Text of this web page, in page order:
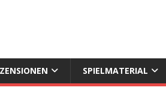
SPIELMATERIAL